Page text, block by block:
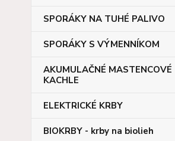
SPORÁKY NA TUHÉ PALIVO
SPORÁKY S VÝMENNÍKOM
AKUMULAČNÉ MASTENCOVÉ
KACHLE
ELEKTRICKÉ KRBY
BIOKRBY - krby na biolieh